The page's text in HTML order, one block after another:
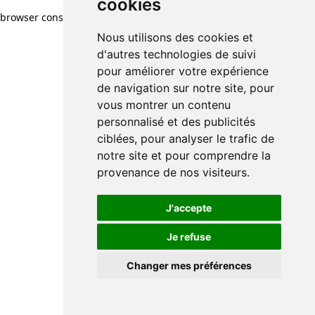
cookies
Nous utilisons des cookies et
d'autres technologies de suivi
pour améliorer votre expérience
de navigation sur notre site, pour
vous montrer un contenu
personnalisé et des publicités
ciblées, pour analyser le trafic de
notre site et pour comprendre la
provenance de nos visiteurs.
J'accepte
Je refuse
Changer mes préférences
browser console for more information)